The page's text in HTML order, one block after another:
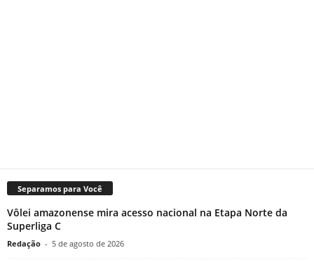
Separamos para Você
Vôlei amazonense mira acesso nacional na Etapa Norte da
Superliga C
Redação - 5 de agosto de 2026